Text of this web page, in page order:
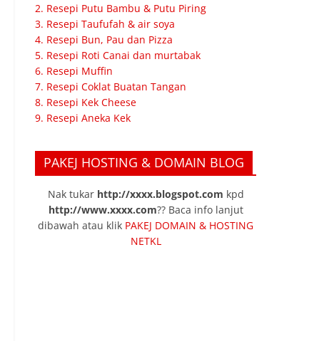
2. Resepi Putu Bambu & Putu Piring
3. Resepi Taufufah & air soya
4. Resepi Bun, Pau dan Pizza
5. Resepi Roti Canai dan murtabak
6. Resepi Muffin
7. Resepi Coklat Buatan Tangan
8. Resepi Kek Cheese
9. Resepi Aneka Kek
PAKEJ HOSTING & DOMAIN BLOG
Nak tukar http://xxxx.blogspot.com kpd
http://www.xxxx.com?? Baca info lanjut
dibawah atau klik PAKEJ DOMAIN & HOSTING
NETKL